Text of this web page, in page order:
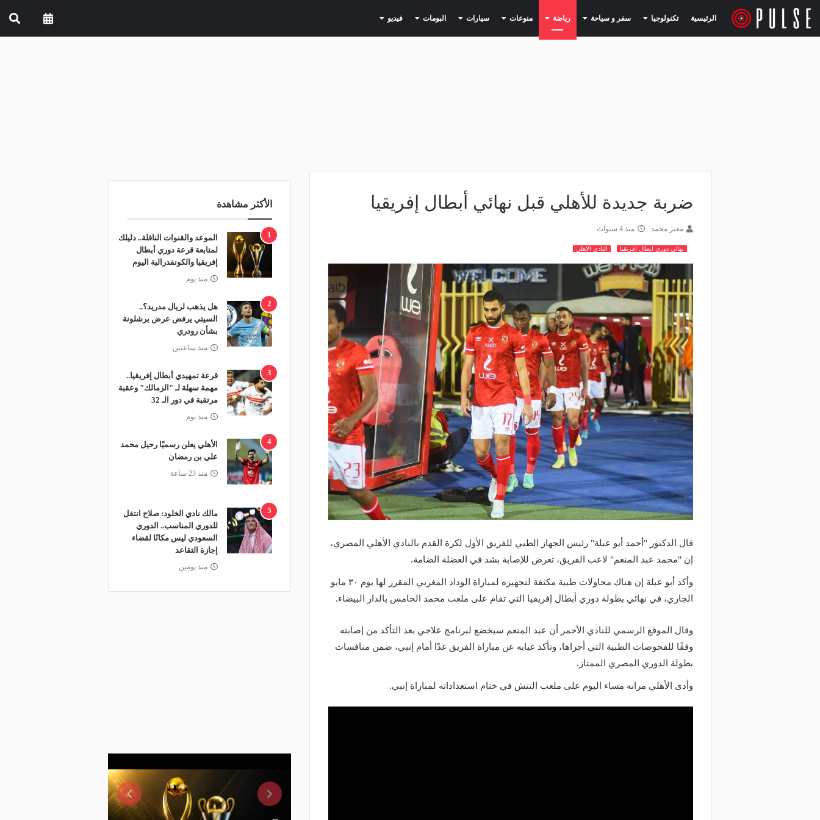
الرئيسية تكنولوجيا (current) سفر و سياحة (current) رياضة (current) منوعات (current) سيارات (current) البومات (current) فيديو (current)
ضربة جديدة للأهلي قبل نهائي أبطال إفريقيا
معتز محمد منذ 4 سنوات
نهائي دوري ابطال افريقيا النادي الاهلي
قال الدكتور "أحمد أبو عبلة" رئيس الجهاز الطبي للفريق الأول لكرة القدم بالنادي الأهلي المصري،
إن "محمد عبد المنعم" لاعب الفريق، تعرض للإصابة بشد في العضلة الضامة.
وأكد أبو عبلة إن هناك محاولات طبية مكثفة لتجهيزه لمباراة الوداد المغربي المقرر لها يوم ٣٠ مايو
الجاري، في نهائي بطولة دوري أبطال إفريقيا التي تقام على ملعب محمد الخامس بالدار البيضاء.
وقال الموقع الرسمي للنادي الأحمر أن عبد المنعم سيخضع لبرنامج علاجي بعد التأكد من إصابته
وفقًا للفحوصات الطبية التي أجراها، وتأكد غيابه عن مباراة الفريق غدًا أمام إنبي، ضمن منافسات
بطولة الدوري المصري الممتاز.
وأدى الأهلي مرانه مساء اليوم على ملعب التتش في ختام استعداداته لمباراة إنبي.
الأكثر مشاهدة
1
الموعد والقنوات الناقلة.. دليلك
لمتابعة قرعة دوري أبطال
إفريقيا والكونفدرالية اليوم
منذ يوم
2
هل يذهب لريال مدريد؟..
السيتي يرفض عرض برشلونة
بشأن رودري
منذ ساعتين
3
قرعة تمهيدي أبطال إفريقيا..
مهمة سهلة لـ "الزمالك" وعقبة
مرتقبة في دور الـ 32
منذ يوم
4
الأهلي يعلن رسميًا رحيل محمد
علي بن رمضان
منذ 23 ساعة
5
مالك نادي الخلود: صلاح انتقل
للدوري المناسب.. الدوري
السعودي ليس مكانًا لقضاء
إجازة التقاعد
منذ يومين